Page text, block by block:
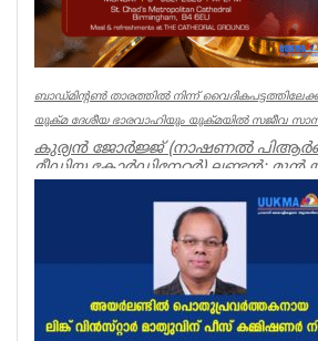
ബാഡ്‌മിന്റൺ താരത്തിൽ നിന്ന്
യുക്മ ദേശീയ ഭാരവാഹിയും യുക്മയിൽ സജീവ
കുര്യൻ ജോർജ്ജ് (നാഷണൽ
മീഡിയ കോർഡിനേറ്റർ) ലണ്ടൻ:
ദേശീയ ഭാരവാഹിയും യുക്മയിൽ ...